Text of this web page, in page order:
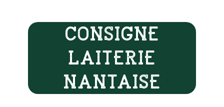
CONSIGNE
LAITERIE
NANTAISE